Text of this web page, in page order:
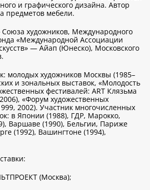
и графического дизайна. Автор
предметов мебели.
Союза художников, Международного
«Международной Ассоциации
— Айап (Юнеско), Московского
молодых художников Москвы (1985–
и зональных выставок, «Молодость
фестивалей: ART Клязьма
«Форум художественных
2002). Участник многочисленных
в Японии (1988), ГДР, Марокко,
Варшаве (1990), Бельгии, Париже
(1992), Вашингтоне (1994),
(Москва);